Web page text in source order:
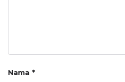
Nama *